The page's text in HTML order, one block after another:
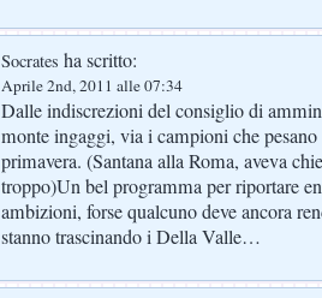
Socrates ha scritto:
Aprile 2nd, 2011 alle 07:34
Dalle indiscrezioni del consiglio di
monte ingaggi, via i campioni che
primavera. (Santana alla Roma, aveva
troppo)Un bel programma per riportare
ambizioni, forse qualcuno deve ancora
stanno trascinando i Della Valle…